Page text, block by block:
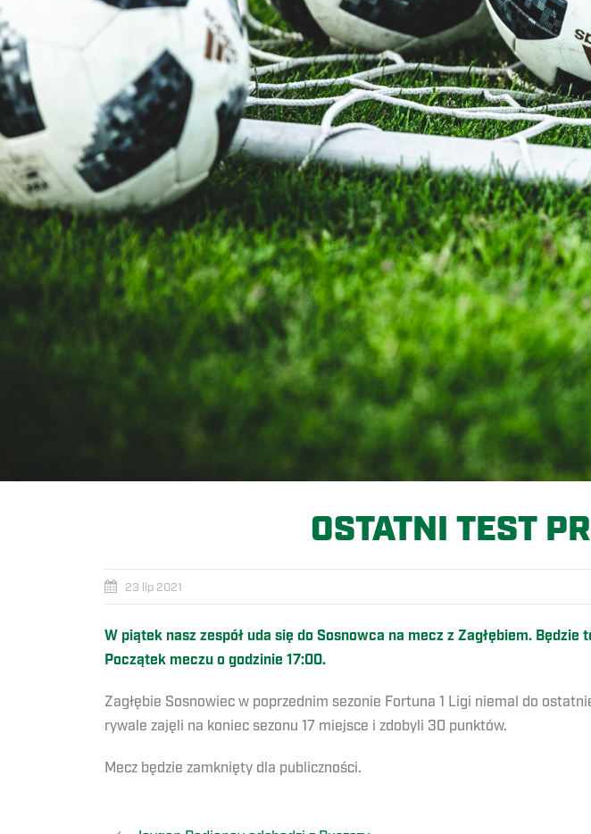
OSTATNI TEST
23 lip 2021
W piątek nasz zespół uda się do Sosnowca na mecz z Zagłębiem.
Początek meczu o godzinie 17:00.
Zagłębie Sosnowiec w poprzednim sezonie Fortuna 1 Ligi niemal do
rywale zajęli na koniec sezonu 17 miejsce i zdobyli 30 punktów.
Mecz będzie zamknięty dla publiczności.